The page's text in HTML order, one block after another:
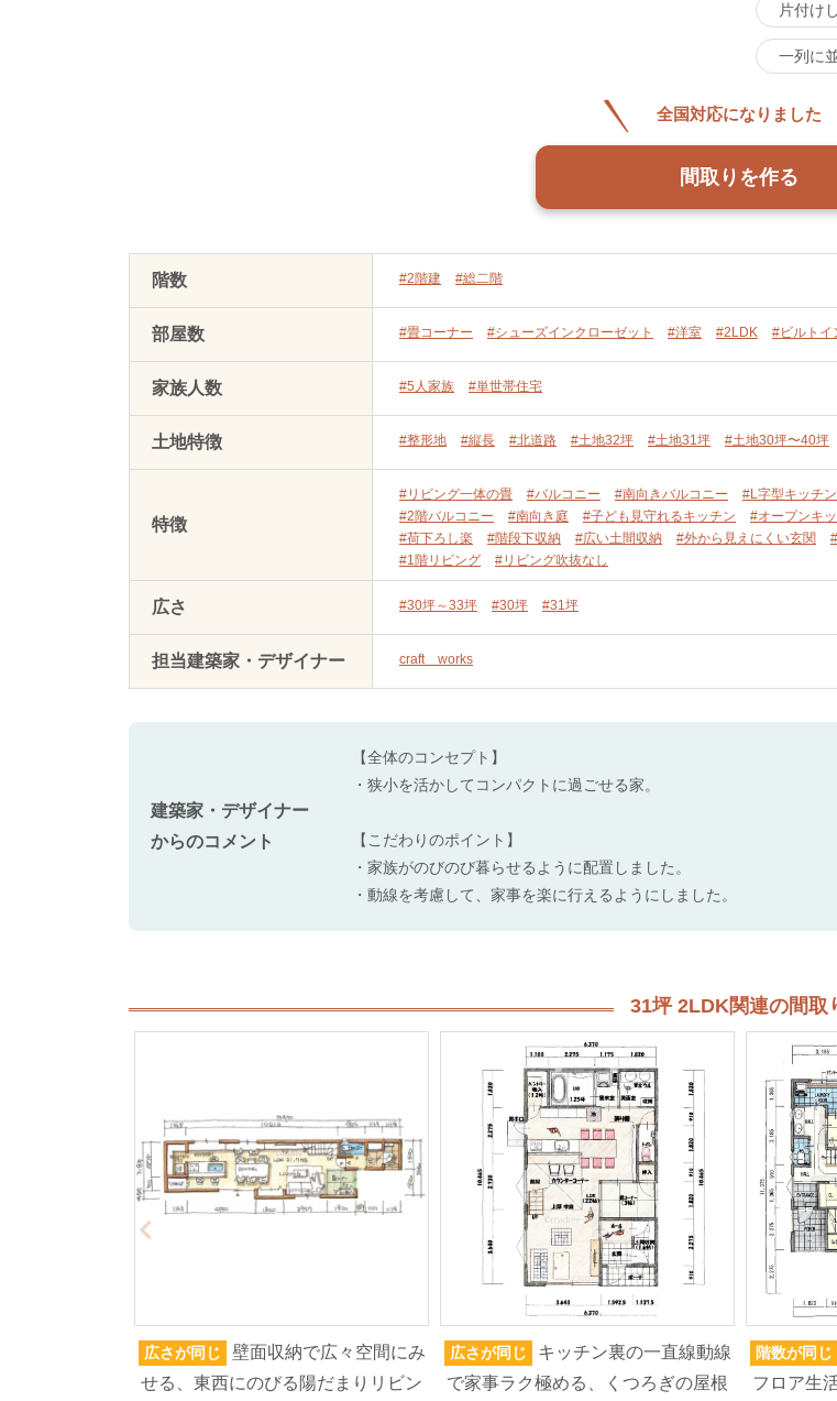
片付け
一列に
全国対応になりました
間取りを作る
階数 #2階建 #総二階
部屋数 #畳コーナー #シューズインクローゼット #洋室 #2LDK #ビルトイ
家族人数 #5人家族 #単世帯住宅
土地特徴 #整形地 #縦長 #北道路 #土地32坪 #土地31坪 #土地30坪〜40坪
特徴
#リビング一体の畳 #バルコニー #南向きバルコニー #L字型キッチン
#2階バルコニー
#南向き庭 #子ども見守れるキッチン #オープンキ
#荷下ろし楽
#階段下収納 #広い土間収納 #外から見えにくい玄関
#1階リビング
#リビング吹抜なし
広さ #30坪～33坪 #30坪 #31坪
担当建築家・デザイナー craft works
建築家・デザイナー
からのコメント
【全体のコンセプト】
・狭小を活かしてコンパクトに過ごせる家。
【こだわりのポイント】
・家族がのびのび暮らせるように配置しました。
・動線を考慮して、家事を楽に行えるようにしました。
31坪 2LDK関連の間取
広さが同じ
壁面収納で広々空間にみ
せる、東西にのびる陽だまりリビン
広さが同じ
キッチン裏の一直線動線
で家事ラク極める、くつろぎの屋根
階数が同じ
フロア生